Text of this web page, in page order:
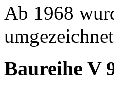
Ab 1968
Baureihe V